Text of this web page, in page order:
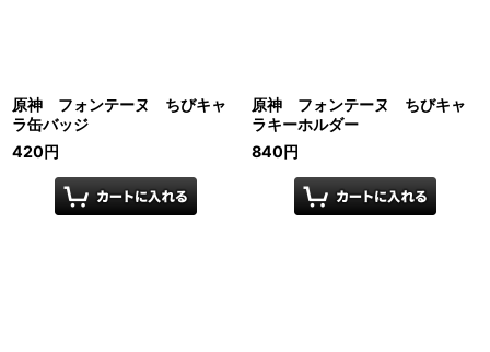
原神 フォンテーヌ ちびキャ
ラ缶バッジ
420円
原神 フォンテーヌ ちびキャ
ラキーホルダー
840円